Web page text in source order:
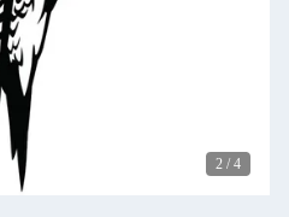
2 / 4